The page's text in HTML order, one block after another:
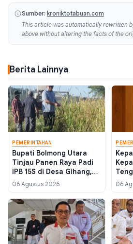
Sumber: kroniktotabuan.com
This article was automatically rewritten
above without altering the facts of the
Berita Lainnya
PEMERINTAHAN
Bupati Bolmong Utara
Tinjau Panen Raya Padi
IPB 15S di Desa Gihang,
Produktivitas Capai 12
Ton per Hektare
06 Agustus 2026 06